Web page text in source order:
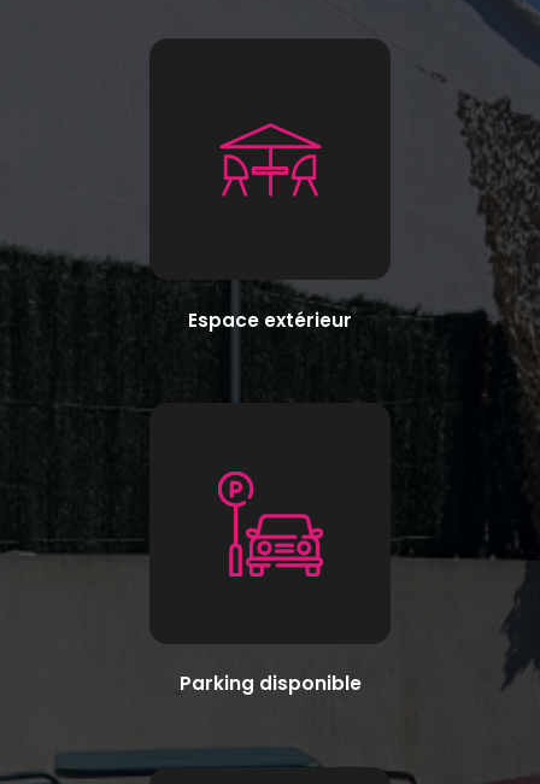
Espace extérieur
Parking disponible